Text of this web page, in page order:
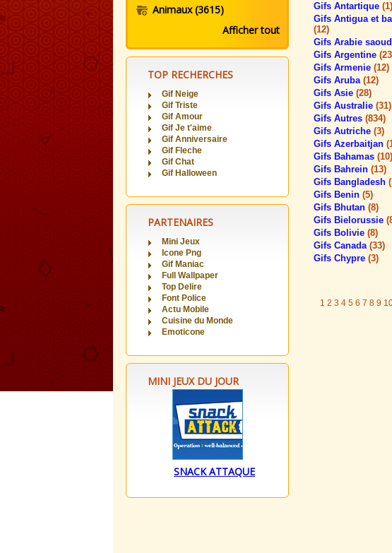
Animaux(3615)
Afficher tout
TOP RECHERCHES
Gif Neige
Gif Triste
Gif Amour
Gif Je t'aime
Gif Anniversaire
Gif Fleche
Gif Chat
Gif Halloween
PARTENAIRES
Mini Jeux
Icone Png
Gif Maniac
Full Wallpaper
Top Delire
Font Police
Actu Mobile
Cuisine du Monde
Emoticone
MINI JEUX DU JOUR
SNACK ATTAQUE
Gifs Antartique (1)
Gifs Antigua et
(12)
Gifs Arabie
Gifs Argentine
Gifs Armenie (12)
Gifs Aruba (12)
Gifs Asie (28)
Gifs Australie (31)
Gifs Autres (834)
Gifs Autriche (3)
Gifs Azerbaitjan
Gifs Bahamas (10)
Gifs Bahrein (13)
Gifs Bangladesh
Gifs Benin (5)
Gifs Bhutan (8)
Gifs Bielorussie
Gifs Bolivie (8)
Gifs Canada (33)
Gifs Chypre (3)
1 2 3 4 5 6 7 8 9